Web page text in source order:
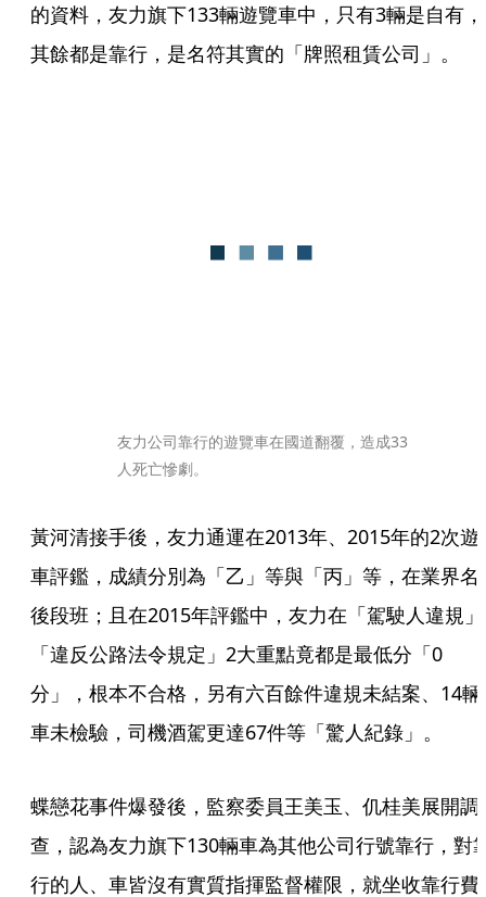
的資料，友力旗下133輛遊覽車中，只有3輛是自有，
其餘都是靠行，是名符其實的「牌照租賃公司」。
友力公司靠行的遊覽車在國道翻覆，造成33
人死亡慘劇。
黃河清接手後，友力通運在2013年、2015年的2次遊
車評鑑，成績分別為「乙」等與「丙」等，在業界名
後段班；且在2015年評鑑中，友力在「駕駛人違規」
「違反公路法令規定」2大重點竟都是最低分「0
分」，根本不合格，另有六百餘件違規未結案、14輛
車未檢驗，司機酒駕更達67件等「驚人紀錄」。
蝶戀花事件爆發後，監察委員王美玉、仉桂美展開調
查，認為友力旗下130輛車為其他公司行號靠行，對
行的人、車皆沒有實質指揮監督權限，就坐收靠行費